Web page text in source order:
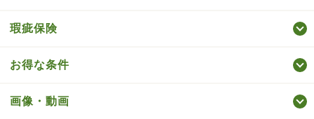
瑕疵保険
お得な条件
画像・動画